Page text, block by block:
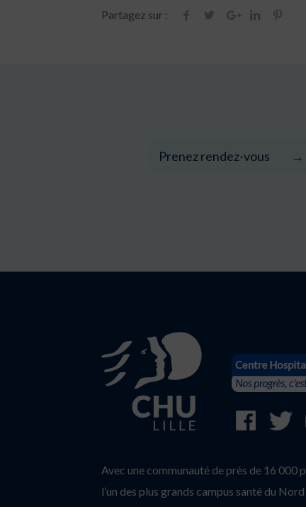
Partagez sur :
Prenez rendez-vous
Avec une communauté de près de 16 000
l’un des plus grands campus santé du